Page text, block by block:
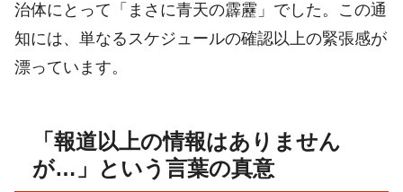
治体にとって「まさに青天の霹靂」でした。この通
知には、単なるスケジュールの確認以上の緊張感が
漂っています。
「報道以上の情報はありません
が…」という言葉の真意